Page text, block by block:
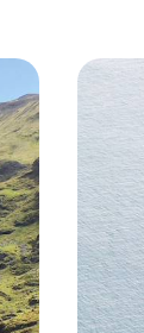
En
Dublin,
de
8 jours,